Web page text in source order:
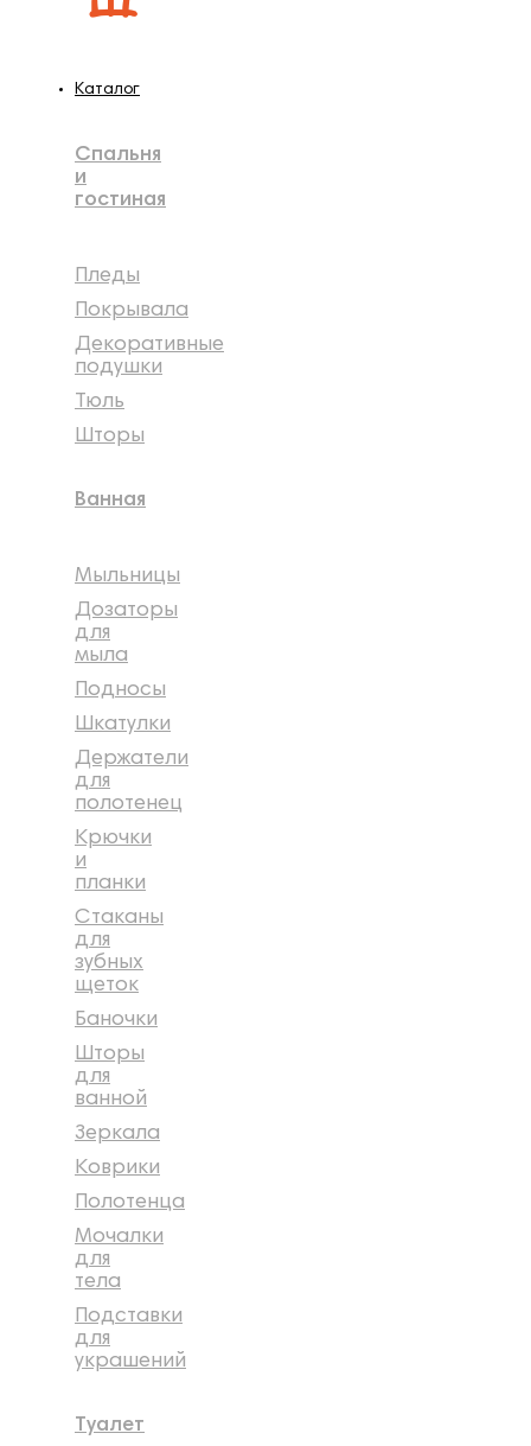
Каталог
Спальня
и
гостиная
Пледы
Покрывала
Декоративные
подушки
Тюль
Шторы
Ванная
Мыльницы
Дозаторы
для
мыла
Подносы
Шкатулки
Держатели
для
полотенец
Крючки
и
планки
Стаканы
для
зубных
щеток
Баночки
Шторы
для
ванной
Зеркала
Коврики
Полотенца
Мочалки
для
тела
Подставки
для
украшений
Туалет